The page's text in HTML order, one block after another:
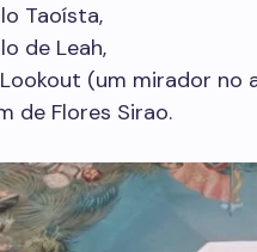
Taoísta,
de Leah,
(um mirador no
de Flores Sirao.